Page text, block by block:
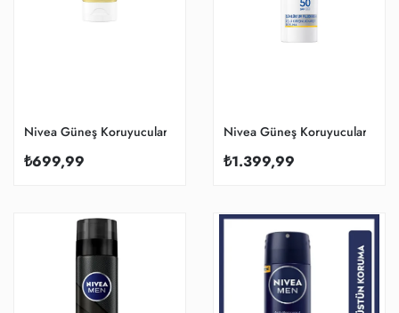
Nivea Güneş Koruyucular
₺699,99
Nivea Güneş Koruyucular
₺1.399,99